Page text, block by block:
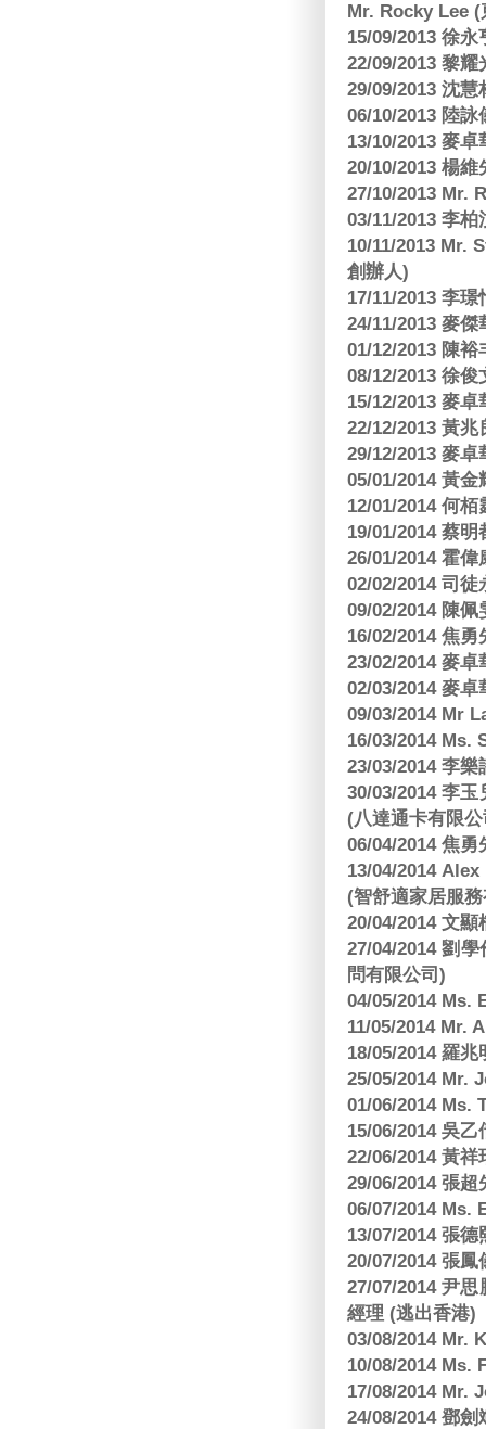
Mr. Rocky Lee
15/09/2013 徐
22/09/2013 黎
29/09/2013 沈
06/10/2013 陸
13/10/2013 麥
20/10/2013 楊
27/10/2013 Mr.
03/11/2013 李
10/11/2013 Mr.
創辦人)
17/11/2013 李
24/11/2013 麥
01/12/2013 陳
08/12/2013 徐
15/12/2013 麥
22/12/2013 黃
29/12/2013 麥
05/01/2014 黃
12/01/2014 何
19/01/2014 蔡
26/01/2014 霍
02/02/2014 司
09/02/2014 陳
16/02/2014 焦
23/02/2014 麥
02/03/2014 麥
09/03/2014 Mr
16/03/2014 Ms.
23/03/2014 李
30/03/2014 李
(八達通卡有限
06/04/2014 焦
13/04/2014
(智舒適家居服
20/04/2014 文
27/04/2014 劉
問有限公司)
04/05/2014 Ms.
11/05/2014 Mr.
18/05/2014 羅
25/05/2014 Mr.
01/06/2014 Ms.
15/06/2014 吳
22/06/2014 黃
29/06/2014 張
06/07/2014 Ms.
13/07/2014 張
20/07/2014 張
27/07/2014 尹
經理 (逃出香港)
03/08/2014 Mr.
10/08/2014 Ms.
17/08/2014 Mr.
24/08/2014 鄧